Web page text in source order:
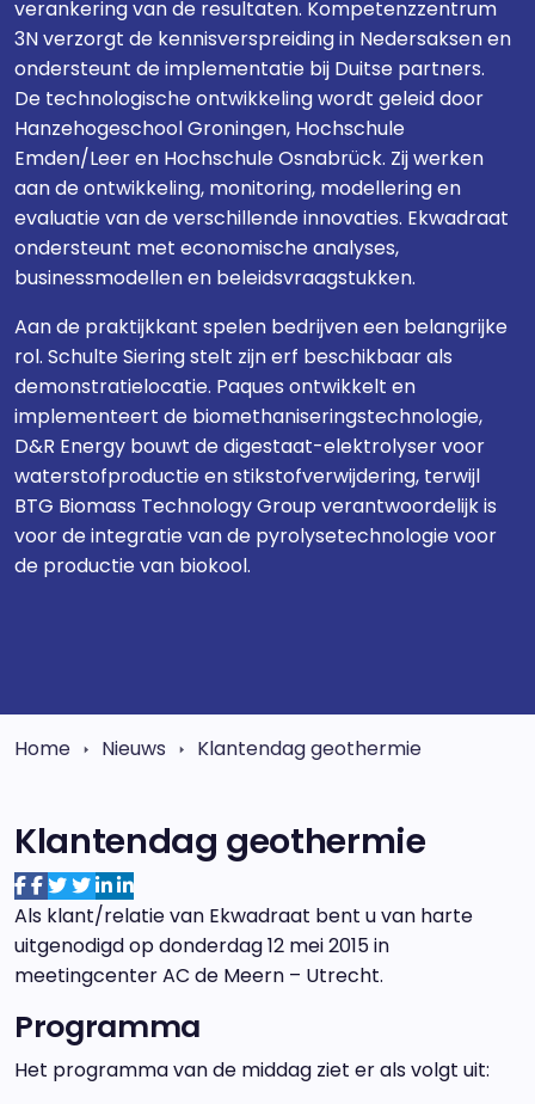
verankering van de resultaten. Kompetenzzentrum
3N verzorgt de kennisverspreiding in Nedersaksen en
ondersteunt de implementatie bij Duitse partners.
De technologische ontwikkeling wordt geleid door
Hanzehogeschool Groningen, Hochschule
Emden/Leer en Hochschule Osnabrück. Zij werken
aan de ontwikkeling, monitoring, modellering en
evaluatie van de verschillende innovaties. Ekwadraat
ondersteunt met economische analyses,
businessmodellen en beleidsvraagstukken.
Aan de praktijkkant spelen bedrijven een belangrijke
rol. Schulte Siering stelt zijn erf beschikbaar als
demonstratielocatie. Paques ontwikkelt en
implementeert de biomethaniseringstechnologie,
D&R Energy bouwt de digestaat-elektrolyser voor
waterstofproductie en stikstofverwijdering, terwijl
BTG Biomass Technology Group verantwoordelijk is
voor de integratie van de pyrolysetechnologie voor
de productie van biokool.
Home Nieuws Klantendag geothermie
Klantendag geothermie
Als klant/relatie van Ekwadraat bent u van harte
uitgenodigd op donderdag 12 mei 2015 in
meetingcenter AC de Meern – Utrecht.
Programma
Het programma van de middag ziet er als volgt uit: